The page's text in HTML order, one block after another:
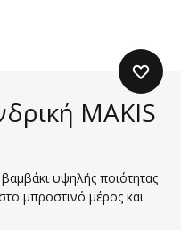
MAKIS
υψηλής ποιότητας
μπροστινό μέρος και